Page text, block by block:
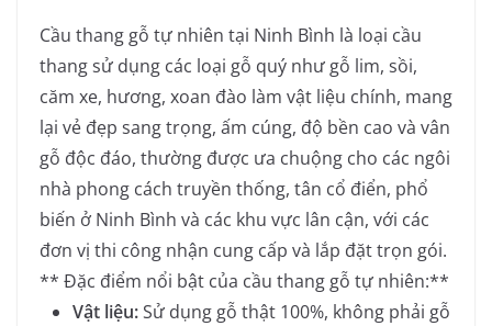
Cầu thang gỗ tự nhiên tại Ninh Bình là loại cầu
thang sử dụng các loại gỗ quý như gỗ lim, sồi,
căm xe, hương, xoan đào làm vật liệu chính, mang
lại vẻ đẹp sang trọng, ấm cúng, độ bền cao và vân
gỗ độc đáo, thường được ưa chuộng cho các ngôi
nhà phong cách truyền thống, tân cổ điển, phổ
biến ở Ninh Bình và các khu vực lân cận, với các
đơn vị thi công nhận cung cấp và lắp đặt trọn gói.
** Đặc điểm nổi bật của cầu thang gỗ tự nhiên:**
Vật liệu:Sử dụng gỗ thật 100%, không phải gỗ